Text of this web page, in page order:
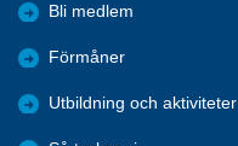
Bli medlem
Förmåner
Utbildning och aktiviteter